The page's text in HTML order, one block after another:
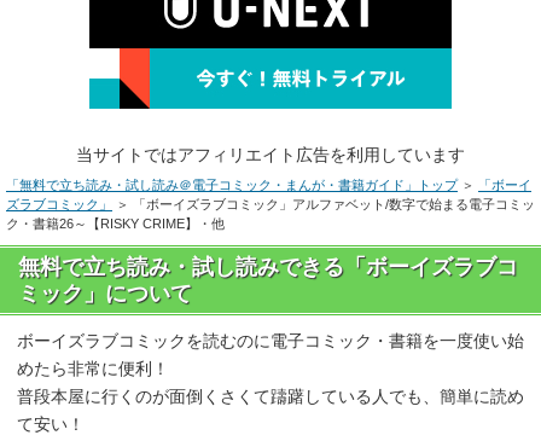
当サイトではアフィリエイト広告を利用しています
「無料で立ち読み・試し読み＠電子コミック・まんが・書籍ガイド」トップ＞
「ボーイ
ズラブコミック」
＞ 「ボーイズラブコミック」アルファベット/数字で始まる電子コミッ
ク・書籍26～【RISKY CRIME】・他
無料で立ち読み・試し読みできる「ボーイズラブコ
ミック」について
ボーイズラブコミックを読むのに電子コミック・書籍を一度使い始
めたら非常に便利！
普段本屋に行くのが面倒くさくて躊躇している人でも、簡単に読め
て安い！